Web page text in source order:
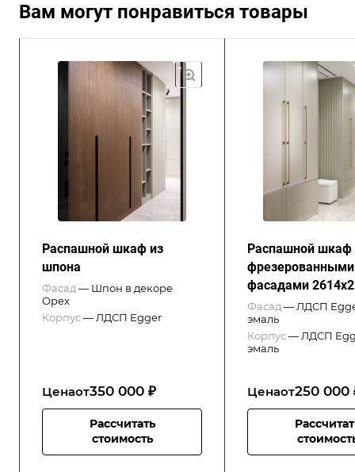
Вам могут понравиться товары
Распашной шкаф из
шпона
Фасад— Шпон в декоре
Орех
Корпус—ЛДСП Egger
Ценаот350 000 ₽
Рассчитать
стоимость
Распашной шкаф
фрезерованными
фасадами
Фасад—ЛДСП
эмаль
Корпус—ЛДСП
эмаль
Ценаот250 000